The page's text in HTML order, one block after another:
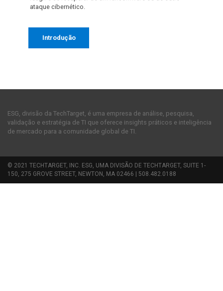
ataque cibernético.
Introdução
ESG, divisão da TechTarget, é uma empresa de análise, pesquisa,
validação e estratégia de TI que oferece insights práticos e inteligência
de mercado para a comunidade global de TI.
© 2021 TECHTARGET, INC. ESG, UMA DIVISÃO DE TECHTARGET, SUITE 1-
150, 275 GROVE STREET, NEWTON, MA 02466 | 508.482.0188